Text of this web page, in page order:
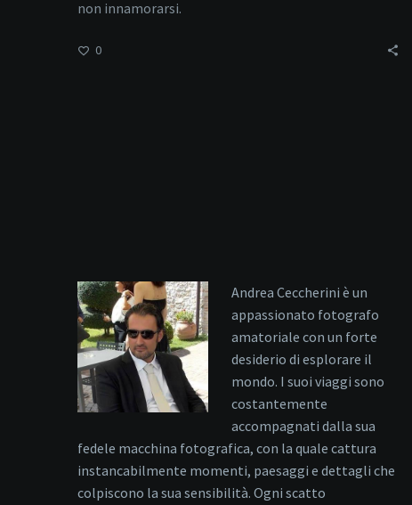
non innamorarsi.
0
Andrea Ceccherini è un
appassionato fotografo
amatoriale con un forte
desiderio di esplorare il
mondo. I suoi viaggi sono
costantemente
accompagnati dalla sua
fedele macchina fotografica, con la quale cattura
instancabilmente momenti, paesaggi e dettagli che
colpiscono la sua sensibilità. Ogni scatto